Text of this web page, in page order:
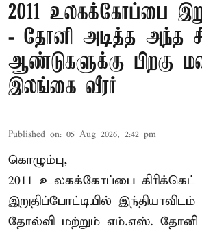
2011 உலகக்கோப்பை
- தோனி அடித்த அந்த
ஆண்டுகளுக்கு பிறகு
இலங்கை வீரர்
Published on: 05 Aug 2026, 2:42 pm
கொழும்பு,
2011 உலகக்கோப்பை கிரிக்கெட்
இறுதிப்போட்டியில்
தோல்வி மற்றும் எம்.எஸ். தோனி